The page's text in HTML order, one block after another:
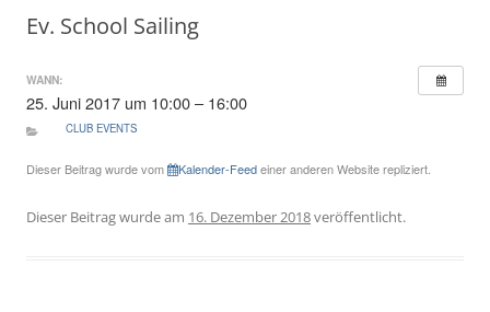
Ev. School Sailing
WANN:
25. Juni 2017 um 10:00 – 16:00
CLUB EVENTS
Dieser Beitrag wurde vom Kalender-Feedeiner anderen Website repliziert.
Dieser Beitrag wurde am 16. Dezember 2018veröffentlicht.